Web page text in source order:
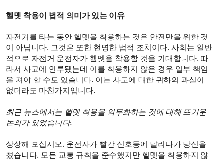
헬멧 착용이 법적 의미가 있는 이유
자전거를 타는 동안 헬멧을 착용하는 것은 안전만을 위한 것
이 아닙니다. 그것은 또한 현명한 법적 조치이다. 사회는 일반
적으로 자전거 운전자가 헬멧을 착용할 것을 기대합니다. 따
라서 사고에 연루됐는데 이를 착용하지 않은 경우 일부 책임
을 져야 할 수도 있습니다. 이는 사고에 대한 귀하의 과실이
없더라도 마찬가지입니다.
최근 뉴스에서는 헬멧 착용을 의무화하는 것에 대해 뜨거운
논의가 있었습니다.
상상해 보십시오. 운전자가 빨간 신호등에 달리다가 당신을
쳤습니다. 모든 교통 규칙을 준수했지만 헬멧을 착용하지 않